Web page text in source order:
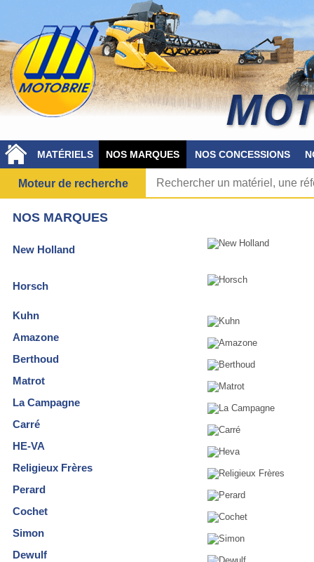
MATÉRIELS NOS MARQUES NOS CONCESSIONS
Moteur de recherche
NOS MARQUES
New Holland
Horsch
Kuhn
Amazone
Berthoud
Matrot
La Campagne
Carré
HE-VA
Religieux Frères
Perard
Cochet
Simon
Dewulf